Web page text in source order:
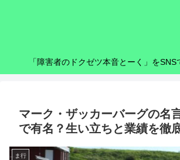
「障害者のドクゼツ本音とーく」をSNS
マーク・ザッカーバーグの名
で有名？生い立ちと業績を徹
ま行